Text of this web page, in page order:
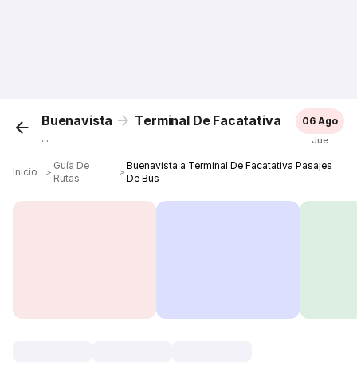
Buenavista Terminal De Facatativa
...
06 Ago
Jue
Inicio ＞
Guía De
Rutas
＞
Buenavista a Terminal De Facatativa Pasajes
De Bus